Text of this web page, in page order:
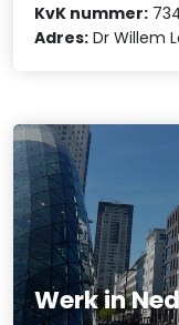
KvK nummer:
Adres: Dr Willem
Werk in